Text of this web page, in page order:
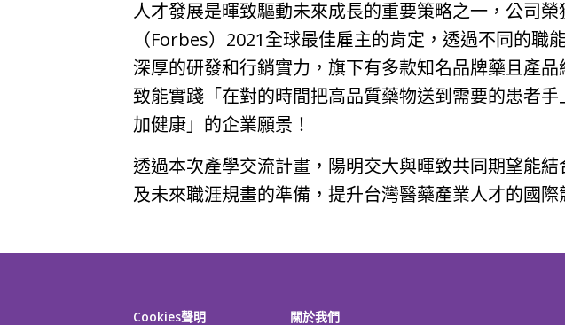
人才發展是暉致驅動未來成長的重要策略之一，公司
（Forbes）2021全球最佳雇主的肯定，透過不同的
深厚的研發和行銷實力，旗下有多款知名品牌藥且產
致能實踐「在對的時間把高品質藥物送到需要的患者
加健康」的企業願景！
透過本次產學交流計畫，陽明交大與暉致共同期望能
及未來職涯規畫的準備，提升台灣醫藥產業人才的國
Cookies聲明 關於我們